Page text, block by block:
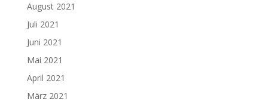
August 2021
Juli 2021
Juni 2021
Mai 2021
April 2021
März 2021